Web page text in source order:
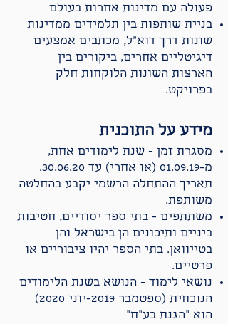
פעולה עם מדינות אחרות בעולם
בניית שותפות בין תלמידים ממדינות
שונות דרך דוא״ל, מכתבים אמצעים
דיגיטליים אחרים, ביקורים בין
הארצות השונות הלוקחות חלק
בפרויקט.
מידע על התוכנית
מסגרת זמן - שנת לימודים אחת,
מ-01.09.19 (או אחרי) עד 30.06.20.
תאריך ההתחלה הרשמי יקבע בהחלטה
משותפת.
משתתפים - בתי ספר יסודיים, חטיבות
ביניים ותיכונים הן בישראל והן
בטייוואן. בתי הספר יהיו ציבוריים או
פרטיים.
נושאי לימוד - הנושא בשנת הלימודים
הנוכחית (ספטמבר 2019-יוני 2020)
הוא ״הגנת בע״ח״